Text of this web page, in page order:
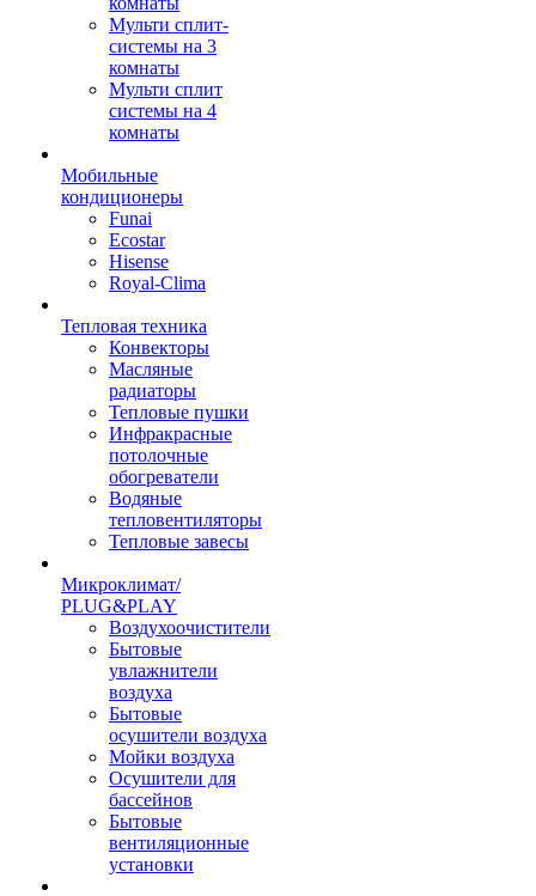
Мульти сплит-
системы на 3
комнаты
Мульти сплит
системы на 4
комнаты
Мобильные
кондиционеры
Funai
Ecostar
Hisense
Royal-Clima
Тепловая техника
Конвекторы
Масляные
радиаторы
Тепловые пушки
Инфракрасные
потолочные
обогреватели
Водяные
тепловентиляторы
Тепловые завесы
Микроклимат/
PLUG&PLAY
Воздухоочистители
Бытовые
увлажнители
воздуха
Бытовые
осушители воздуха
Мойки воздуха
Осушители для
бассейнов
Бытовые
вентиляционные
установки